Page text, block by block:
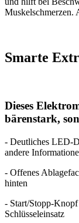
Muskelschmerzen.
Smarte
Dieses
bärenstark,
- Deutliches LED-
andere
- Offenes
hinten
- Start/Stopp-Knopf
Schlüsseleinsatz